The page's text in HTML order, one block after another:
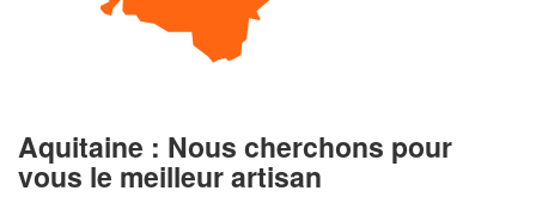
Aquitaine : Nous cherchons pour
vous le meilleur artisan